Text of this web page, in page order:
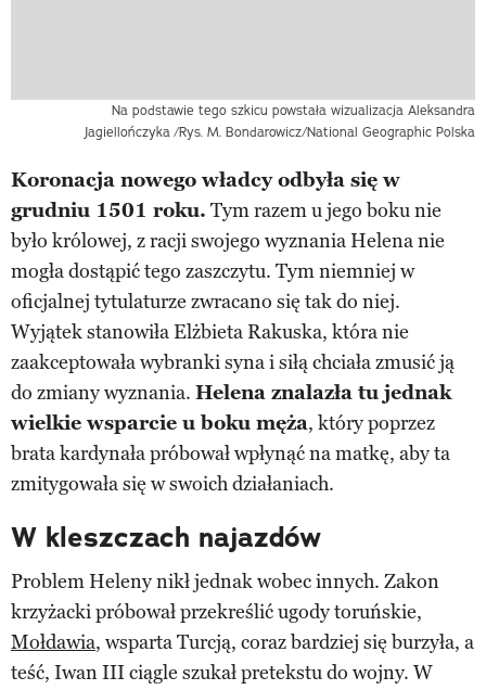
Na podstawie tego szkicu powstała wizualizacja Aleksandra
Jagiellończyka /Rys. M. Bondarowicz/National Geographic Polska
Koronacja nowego władcy odbyła się w
grudniu 1501 roku. Tym razem u jego boku nie
było królowej, z racji swojego wyznania Helena nie
mogła dostąpić tego zaszczytu. Tym niemniej w
oficjalnej tytulaturze zwracano się tak do niej.
Wyjątek stanowiła Elżbieta Rakuska, która nie
zaakceptowała wybranki syna i siłą chciała zmusić ją
do zmiany wyznania. Helena znalazła tu jednak
wielkie wsparcie u boku męża, który poprzez
brata kardynała próbował wpłynąć na matkę, aby ta
zmitygowała się w swoich działaniach.
W kleszczach najazdów
Problem Heleny nikł jednak wobec innych. Zakon
krzyżacki próbował przekreślić ugody toruńskie,
Mołdawia, wsparta Turcją, coraz bardziej się burzyła, a
teść, Iwan III ciągle szukał pretekstu do wojny. W